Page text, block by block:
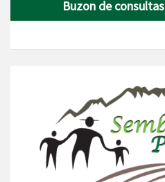
Buzon de consultas